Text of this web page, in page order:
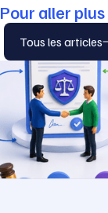
Pour aller
Tous les articles